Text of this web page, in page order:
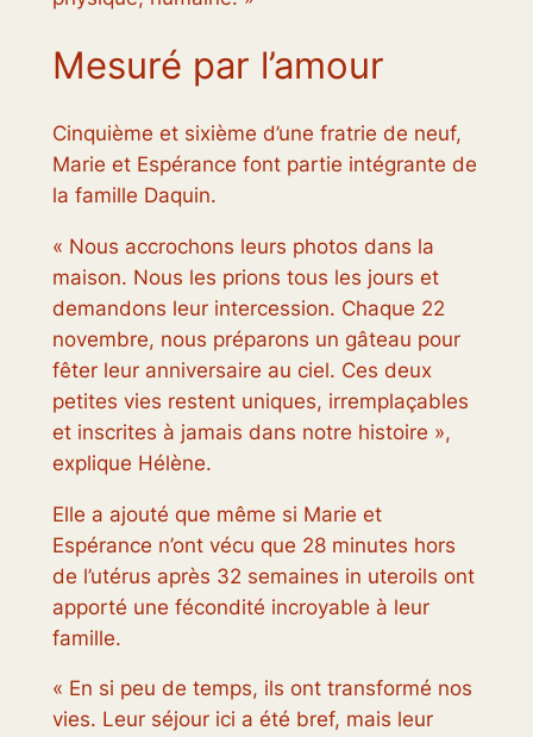
Mesuré par l’amour
Cinquième et sixième d’une fratrie de neuf,
Marie et Espérance font partie intégrante de
la famille Daquin.
« Nous accrochons leurs photos dans la
maison. Nous les prions tous les jours et
demandons leur intercession. Chaque 22
novembre, nous préparons un gâteau pour
fêter leur anniversaire au ciel. Ces deux
petites vies restent uniques, irremplaçables
et inscrites à jamais dans notre histoire »,
explique Hélène.
Elle a ajouté que même si Marie et
Espérance n’ont vécu que 28 minutes hors
de l’utérus après 32 semaines in uteroils ont
apporté une fécondité incroyable à leur
famille.
« En si peu de temps, ils ont transformé nos
vies. Leur séjour ici a été bref, mais leur